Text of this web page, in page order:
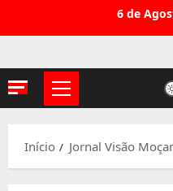
conteúdo
6 de
Menu
Início Jornal Visão